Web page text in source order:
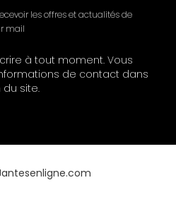
les offres et actualités de
mail
à tout moment. Vous
de contact dans
site.